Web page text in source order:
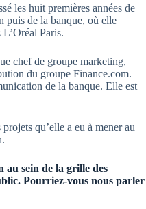
les huit premières années de
puis de la banque, où elle
Paris.
chef de groupe marketing,
du groupe Finance.com.
de la banque. Elle est
qu’elle a eu à mener au
au sein de la grille des
Pourriez-vous nous parler